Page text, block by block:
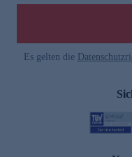
Es gelten die